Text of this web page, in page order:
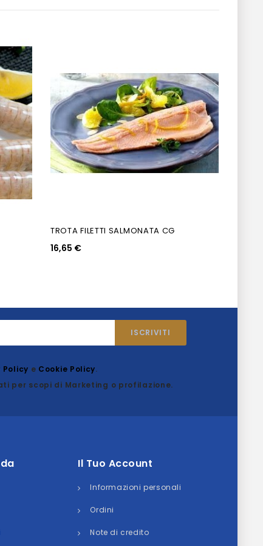
TROTA FILETTI SALMONATA CG
16,65 €
Policy e Cookie Policy.
per scopi di Marketing o profilazione.
Il Tuo Account
Informazioni personali
Ordini
Note di credito